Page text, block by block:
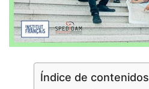
Índice de contenidos